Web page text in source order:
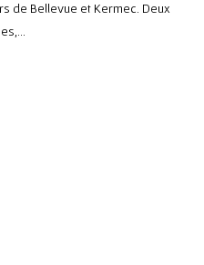
de Bellevue et Kermec. Deux